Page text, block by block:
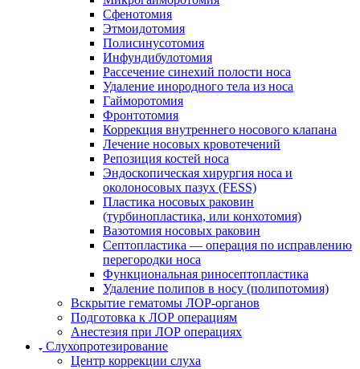
Сфенотомия
Этмоидотомия
Полисинусотомия
Инфундибулотомия
Рассечение синехий полости носа
Удаление инородного тела из носа
Гайморотомия
Фронтотомия
Коррекция внутреннего носового клапана
Лечение носовых кровотечений
Репозиция костей носа
Эндоскопическая хирургия носа и
околоносовых пазух (FESS)
Пластика носовых раковин
(турбинопластика, или конхотомия)
Вазотомия носовых раковин
Септопластика — операция по исправлению
перегородки носа
Функциональная риносептопластика
Удаление полипов в носу (полипотомия)
Вскрытие гематомы ЛОР-органов
Подготовка к ЛОР операциям
Анестезия при ЛОР операциях
Слухопротезирование
Центр коррекции слуха